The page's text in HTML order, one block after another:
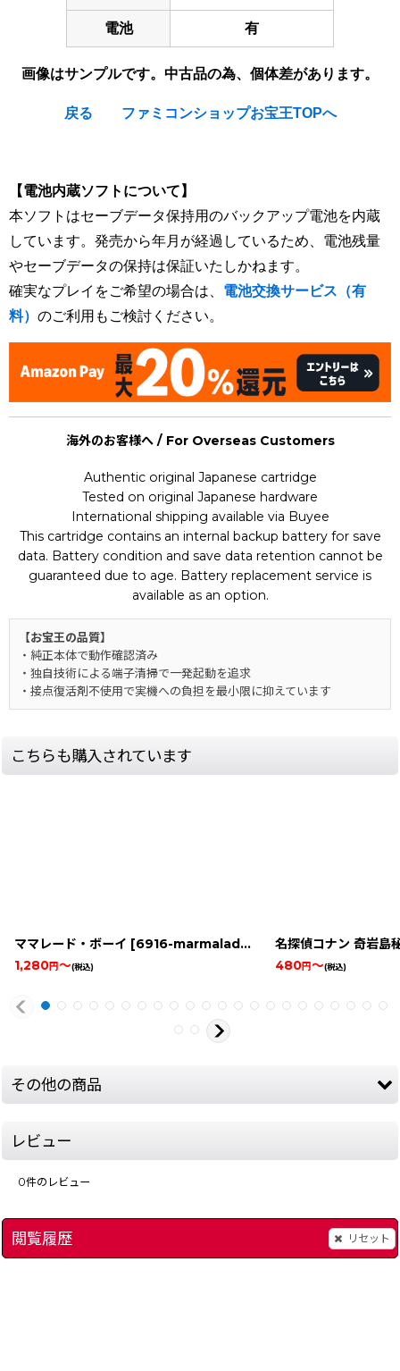
電池 有
画像はサンプルです。中古品の為、個体差があります。
戻る ファミコンショップお宝王TOPへ
【電池内蔵ソフトについて】
本ソフトはセーブデータ保持用のバックアップ電池を内蔵
しています。発売から年月が経過しているため、電池残量
やセーブデータの保持は保証いたしかねます。
確実なプレイをご希望の場合は、 電池交換サービス（有
料） のご利用もご検討ください。
海外のお客様へ / For Overseas Customers
Authentic original Japanese cartridge
Tested on original Japanese hardware
International shipping available via Buyee
This cartridge contains an internal backup battery for save
data. Battery condition and save data retention cannot be
guaranteed due to age. Battery replacement service is
available as an option.
【お宝王の品質】
・純正本体で動作確認済み
・独自技術による端子清掃で一発起動を追求
・接点復活剤不使用で実機への負担を最小限に抑えています
こちらも購入されています
ママレード・ボーイ [6916-marmalade-boy-snes ]
1,280円～(税込)
名探偵コナン 奇岩島
480円～(税込)
その他の商品
レビュー
0件のレビュー
閲覧履歴 リセット